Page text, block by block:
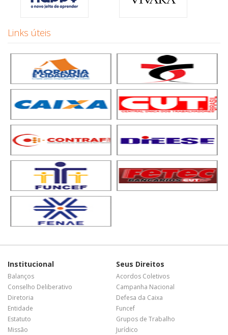
Links úteis
Institucional
Balanços
Conselho Deliberativo
Diretoria
Entidade
Estatuto
Missão
Seus Direitos
Acordos Coletivos
Campanha Nacional
Defesa da Caixa
Funcef
Grupos de Trabalho
Jurídico